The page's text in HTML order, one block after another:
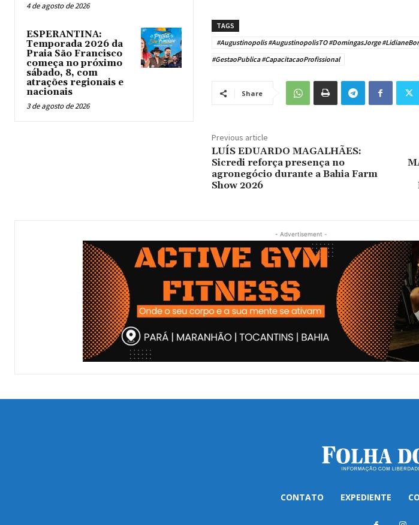
4 de agosto de 2026
ESPERANTINA:
Temporada 2026 da
Praia São Francisco
começa no próximo
sábado, 8, com
atrações regionais e
nacionais
3 de agosto de 2026
TAGS
#Augustinopolis #AugustinopolisTO #DomingasJorge
#GestaoPublica #CapacitacaoProfissional
Share
Previous article
LUÍS EDUARDO MAGALHÃES:
Sicredi reforça presença no
agronegócio durante a Bahia Farm
Show 2026
- Advertisement -
CONTATO EXPEDIENTE